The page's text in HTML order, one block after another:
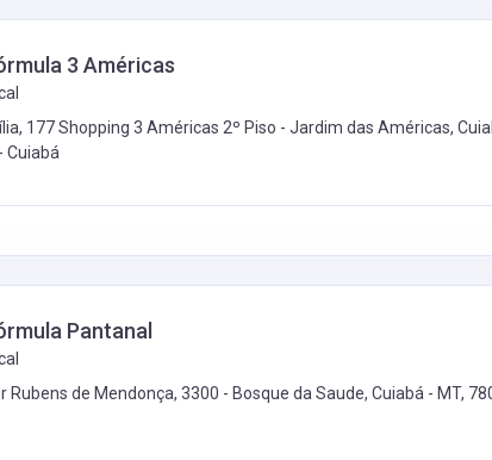
3 Américas
177 Shopping 3 Américas 2º Piso - Jardim das Américas,
Cuiabá
Pantanal
Rubens de Mendonça, 3300 - Bosque da Saude, Cuiabá - MT,